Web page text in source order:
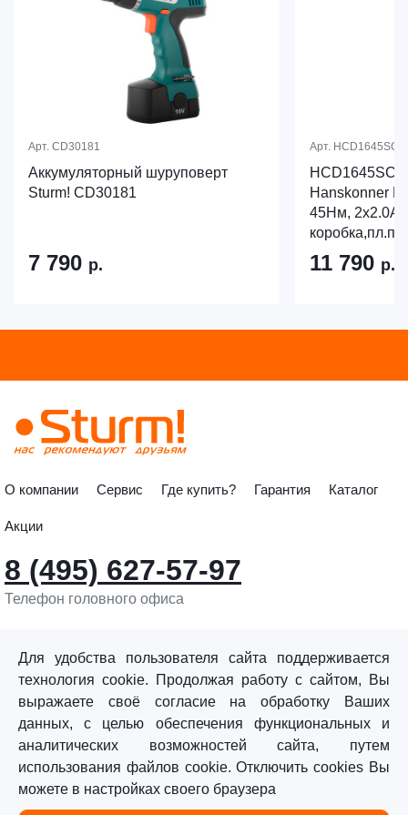
Арт. CD30181
Аккумуляторный шуруповерт
Sturm! CD30181
7 790 р.
Арт. HCD1645SC
HCD1645SC
Hanskonner
45Нм,
11 790 р.
О компании Сервис Где купить? Гарантия Каталог
Акции
8 (495) 627-57-97
Телефон головного офиса
©«Sturm!» 2011–2026 ®
Все права защищены.
Для удобства пользователя сайта поддерживается
технология cookie. Продолжая работу с сайтом, Вы
выражаете своё согласие на обработку Ваших
данных, с целью обеспечения функциональных и
аналитических возможностей сайта, путем
использования файлов cookie. Отключить cookies Вы
можете в настройках своего браузера